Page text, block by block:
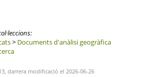
> Documents d'anàlisi geogràfica
darrera modificació el 2026-06-26